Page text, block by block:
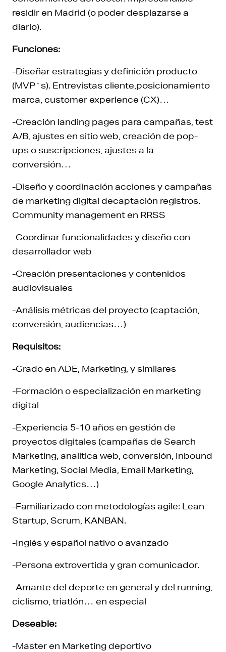
residir en Madrid (o poder desplazarse a
diario).
Funciones:
-Diseñar estrategias y definición producto
(MVP´s). Entrevistas cliente,posicionamiento
marca, customer experience (CX)…
-Creación landing pages para campañas, test
A/B, ajustes en sitio web, creación de pop-
ups o suscripciones, ajustes a la
conversión…
-Diseño y coordinación acciones y campañas
de marketing digital decaptación registros.
Community management en RRSS
-Coordinar funcionalidades y diseño con
desarrollador web
-Creación presentaciones y contenidos
audiovisuales
-Análisis métricas del proyecto (captación,
conversión, audiencias…)
Requisitos:
-Grado en ADE, Marketing, y similares
-Formación o especialización en marketing
digital
-Experiencia 5-10 años en gestión de
proyectos digitales (campañas de Search
Marketing, analítica web, conversión, Inbound
Marketing, Social Media, Email Marketing,
Google Analytics…)
-Familiarizado con metodologías agile: Lean
Startup, Scrum, KANBAN.
-Inglés y español nativo o avanzado
-Persona extrovertida y gran comunicador.
-Amante del deporte en general y del running,
ciclismo, triatlón… en especial
Deseable:
-Master en Marketing deportivo